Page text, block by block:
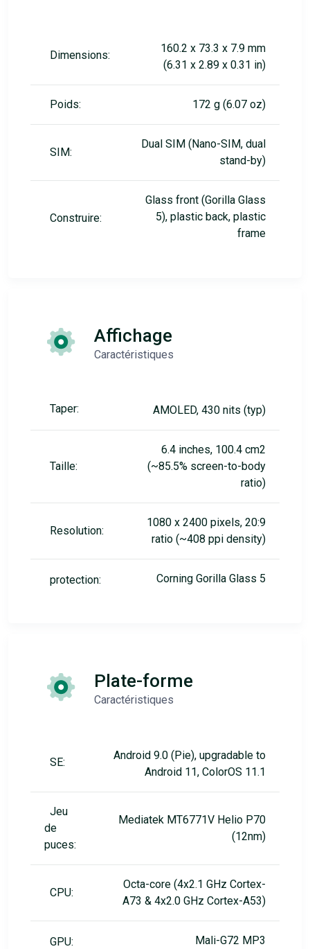
Dimensions:
160.2 x 73.3 x 7.9 mm
(6.31 x 2.89 x 0.31 in)
Poids: 172 g (6.07 oz)
SIM:
Dual SIM (Nano-SIM, dual
stand-by)
Construire:
Glass front (Gorilla Glass
5), plastic back, plastic
frame
Affichage
Caractéristiques
Taper: AMOLED, 430 nits (typ)
Taille:
6.4 inches, 100.4 cm2
(~85.5% screen-to-body
ratio)
Resolution:
1080 x 2400 pixels, 20:9
ratio (~408 ppi density)
protection: Corning Gorilla Glass 5
Plate-forme
Caractéristiques
SE:
Android 9.0 (Pie), upgradable to
Android 11, ColorOS 11.1
Jeu
de
puces:
Mediatek MT6771V Helio P70
(12nm)
CPU:
Octa-core (4x2.1 GHz Cortex-
A73 & 4x2.0 GHz Cortex-A53)
GPU: Mali-G72 MP3